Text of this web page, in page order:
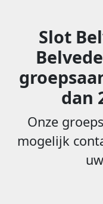
Slot
dan
Onze
mogelijk